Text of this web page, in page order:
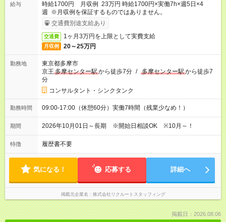
給与
時給1700円 月収例 23万円 時給1700円×実働7h×週5日×4
週 ※月収例を保証するものではありません。
交通費別途支給あり
交通費 1ヶ月3万円を上限として実費支給
月収例 20～25万円
勤務地
東京都多摩市
京王 多摩センター駅から徒歩7分 / 多摩センター駅から徒歩7
分
コンサルタント・シンクタンク
勤務時間 09:00-17:00（休憩60分）実働7時間（残業少なめ！）
期間 2026年10月01日～長期 ※開始日相談OK ※10月～！
特徴 履歴書不要
気になる！ 応募する 詳細へ
掲載元企業名 株式会社リクルートスタッフィング
掲載日：2026.08.06